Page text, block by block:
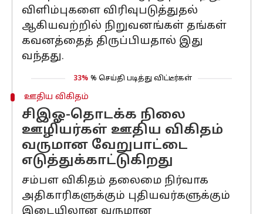
விளிம்புகளை விரிவுபடுத்துதல்
ஆகியவற்றில் நிறுவனங்கள் தங்கள்
கவனத்தைத் திருப்பியதால் இது
வந்தது.
33% % செய்தி படித்து விட்டீர்கள்
ஊதிய விகிதம்
சிஇஓ-தொடக்க நிலை
ஊழியர்கள் ஊதிய விகிதம்
வருமான வேறுபாட்டை
எடுத்துக்காட்டுகிறது
சம்பள விகிதம் தலைமை நிர்வாக
அதிகாரிகளுக்கும் புதியவர்களுக்கும்